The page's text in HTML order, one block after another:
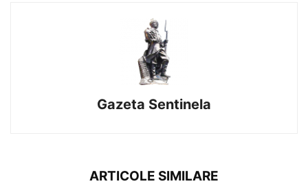
Gazeta Sentinela
ARTICOLE SIMILARE